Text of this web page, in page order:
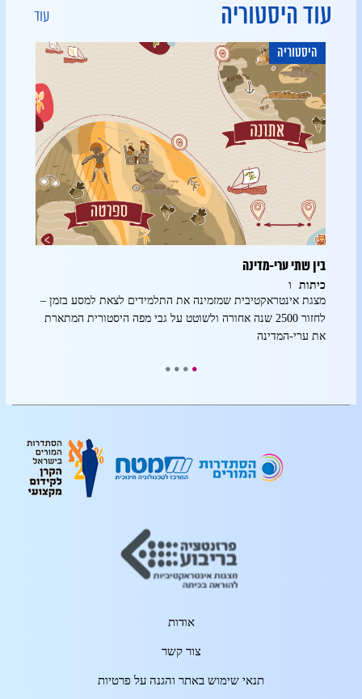
עוד היסטוריה
היסטוריה
בין שתי ערי-מדינה
כיתות ו
מצגת אינטראקטיבית שמזמינה את התלמידים לצאת למסע בזמן –
לחזור 2500 שנה אחורה ולשוטט על גבי מפה היסטורית המתארת
את ערי-המדינה
עוד
אודות
צור קשר
תנאי שימוש באתר והגנה על פרטיות